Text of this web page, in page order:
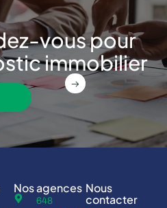
vous pour
immobilier
Nos agences
648
Nous
contacter